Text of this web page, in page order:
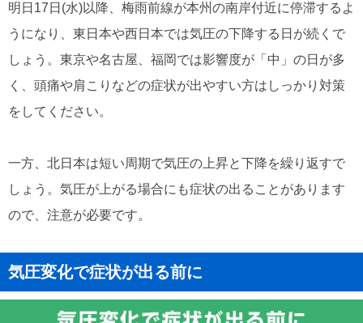
明日17日(水)以降、梅雨前線が本州の南岸付近に停滞するよ
うになり、東日本や西日本では気圧の下降する日が続くで
しょう。東京や名古屋、福岡では影響度が「中」の日が多
く、頭痛や肩こりなどの症状が出やすい方はしっかり対策
をしてください。
一方、北日本は短い周期で気圧の上昇と下降を繰り返すで
しょう。気圧が上がる場合にも症状の出ることがあります
ので、注意が必要です。
気圧変化で症状が出る前に